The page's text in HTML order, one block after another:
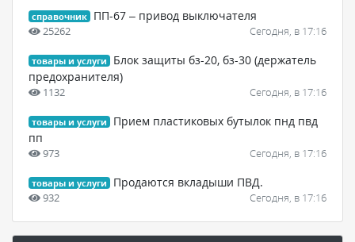
справочник ПП-67 – привод выключателя
25262 Сегодня, в 17:16
товары и услуги
Блок защиты бз-20, бз-30 (держатель
предохранителя)
1132 Сегодня, в 17:16
товары и услуги
Прием пластиковых бутылок пнд пвд
пп
973 Сегодня, в 17:16
товары и услуги Продаются вкладыши ПВД.
932 Сегодня, в 17:16